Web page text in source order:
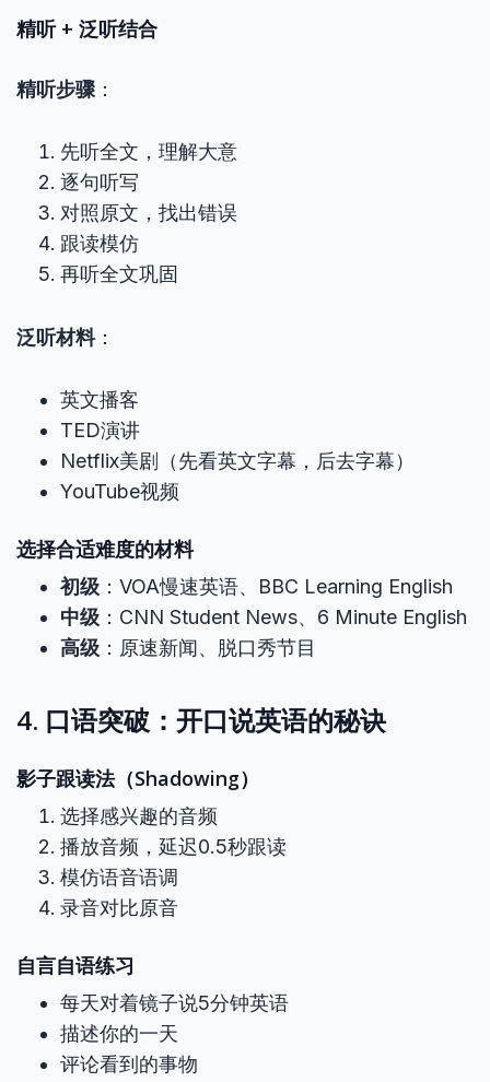
精听 + 泛听结合
精听步骤 ：
先听全文，理解大意
逐句听写
对照原文，找出错误
跟读模仿
再听全文巩固
泛听材料：
英文播客
TED演讲
Netflix美剧（先看英文字幕，后去字幕）
YouTube视频
选择合适难度的材料
初级 ：VOA慢速英语、BBC Learning English
中级 ：CNN Student News、6 Minute English
高级 ：原速新闻、脱口秀节目
4. 口语突破：开口说英语的秘诀
影子跟读法（Shadowing）
选择感兴趣的音频
播放音频，延迟0.5秒跟读
模仿语音语调
录音对比原音
自言自语练习
每天对着镜子说5分钟英语
描述你的一天
评论看到的事物